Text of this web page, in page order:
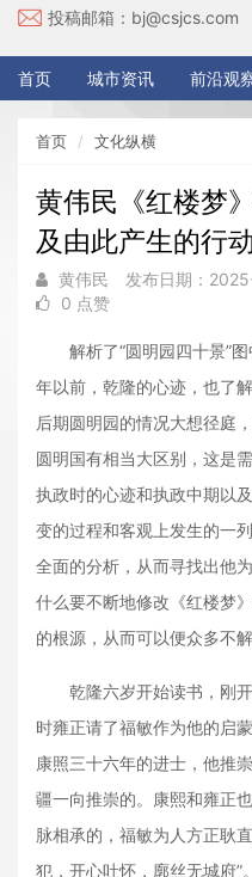
投稿邮箱： bj@csjcs.com
首页 城市资讯 前沿观
首页 文化纵横
黄伟民《红楼梦
及由此产生的行
黄伟民 发布日期：
0 点赞
解析了“圆明园四十景”图
年以前，乾隆的心迹，也了
后期圆明园的情况大想径庭
圆明国有相当大区别，这是
执政时的心迹和执政中期以
变的过程和客观上发生的一
全面的分析，从而寻找出他
什么要不断地修改《红楼梦
的根源，从而可以便众多不
乾隆六岁开始读书，刚开
时雍正请了福敏作为他的启
康照三十六年的进士，他推
疆一向推崇的。康熙和雍正
脉相承的，福敏为人方正耿
犯，开心吐怀，廓丝无城府”